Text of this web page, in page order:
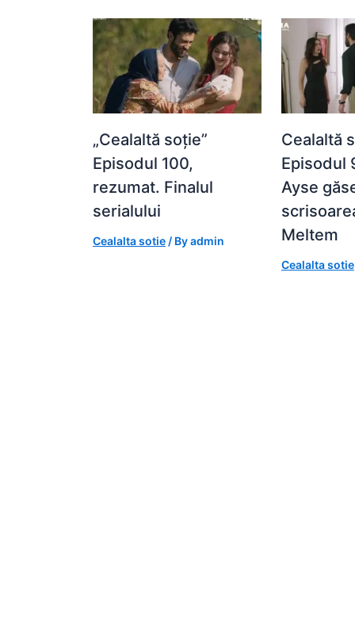
„Cealaltă soție”
Episodul 100,
rezumat. Finalul
serialului
Cealalta sotie / Byadmin
Cealaltă
Episodul
Ayse
Meltem
Cealalta sotie